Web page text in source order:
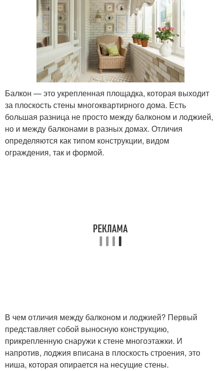
Балкон — это укрепленная площадка, которая выходит
за плоскость стены многоквартирного дома. Есть
большая разница не просто между балконом и лоджией,
но и между балконами в разных домах. Отличия
определяются как типом конструкции, видом
ограждения, так и формой.
В чем отличия между балконом и лоджией? Первый
представляет собой выносную конструкцию,
прикрепленную снаружи к стене многоэтажки. И
напротив, лоджия вписана в плоскость строения, это
ниша, которая опирается на несущие стены.